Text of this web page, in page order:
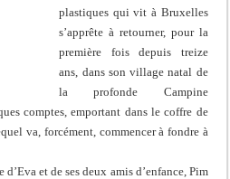
plastiques qui vit à Bruxelles
s’apprête à retourner, pour la
première fois depuis treize
ans, dans son village natal de
la profonde Campine
comptes, emportant dans le coffre de
va, forcément, commencer à fondre à
et de ses deux amis d’enfance, Pim